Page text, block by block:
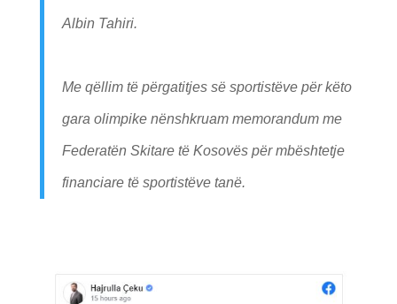
Albin Tahiri.
Me qëllim të përgatitjes së sportistëve për këto
gara olimpike nënshkruam memorandum me
Federatën Skitare të Kosovës për mbështetje
financiare të sportistëve tanë.